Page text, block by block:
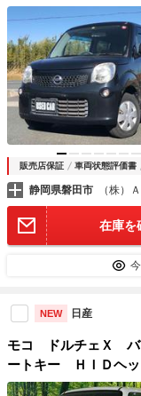
安全ボディ エアコ
ウ
販売店保証 車両状態評価書
静岡県磐田市 （株）
在庫を
NEW 日産
モコ ドルチェＸ
ートキー ＨＩＤヘ
トライト オートエ